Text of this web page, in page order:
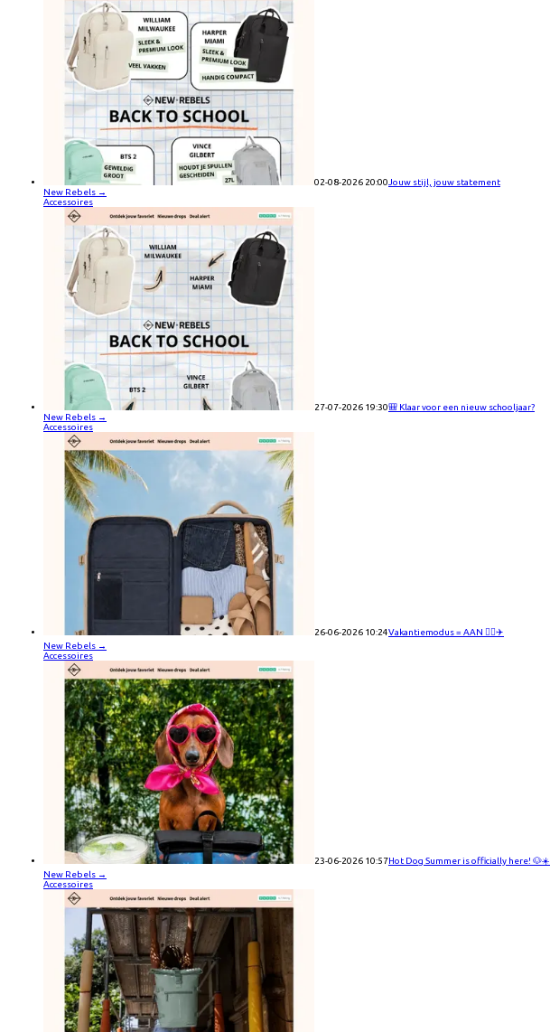
02-08-2026 20:00Jouw stijl, jouw statement
New Rebels →
Accessoires
27-07-2026 19:30🎒 Klaar voor een nieuw schooljaar?
New Rebels →
Accessoires
26-06-2026 10:24Vakantiemodus = AAN 😮‍💨✈️
New Rebels →
Accessoires
23-06-2026 10:57Hot Dog Summer is officially here! 🐶☀️
New Rebels →
Accessoires